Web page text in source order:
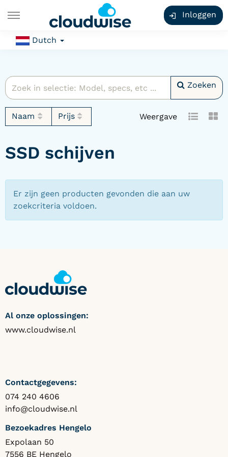
Inloggen
Dutch
Zoeken
Naam Prijs Weergave
SSD schijven
Er zijn geen producten gevonden die aan uw
zoekcriteria voldoen.
Al onze oplossingen:
www.cloudwise.nl
Contactgegevens:
074 240 4606
info@cloudwise.nl
Bezoekadres Hengelo
Expolaan 50
7556 BE Hengelo